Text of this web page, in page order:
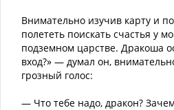
Внимательно изучив карту и
полететь поискать счастья у
подземном царстве. Дракоша
вход?» — думал он,
грозный голос:
— Что тебе надо, дракон?